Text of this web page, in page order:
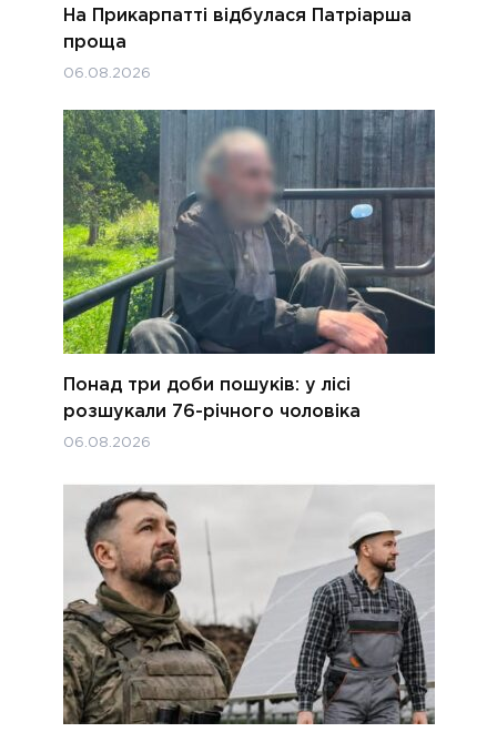
На Прикарпатті відбулася Патріарша
проща
06.08.2026
Понад три доби пошуків: у лісі
розшукали 76-річного чоловіка
06.08.2026